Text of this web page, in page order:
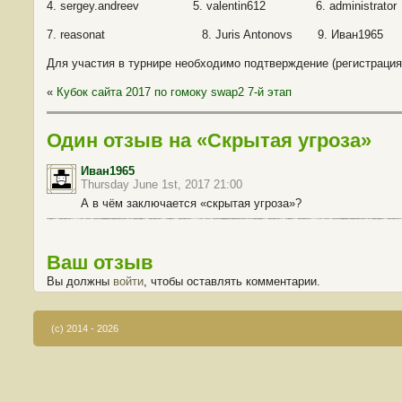
4. sergey.andreev 5. valentin612 6. administrator
7. reasonat 8. Juris Antonovs 9. Иван1965
Для участия в турнире необходимо подтверждение
« Кубок сайта 2017 по гомоку swap2 7-й этап
Один отзыв на «Скрытая угроза»
Иван1965
Thursday June 1st, 2017 21:00
А в чём заключается «скрытая угроза»?
Ваш отзыв
Вы должны войти, чтобы оставлять комментарии.
(c) 2014 - 2026